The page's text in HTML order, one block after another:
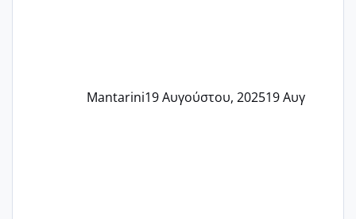
Mantarini19 Αυγούστου, 202519 Αυγ